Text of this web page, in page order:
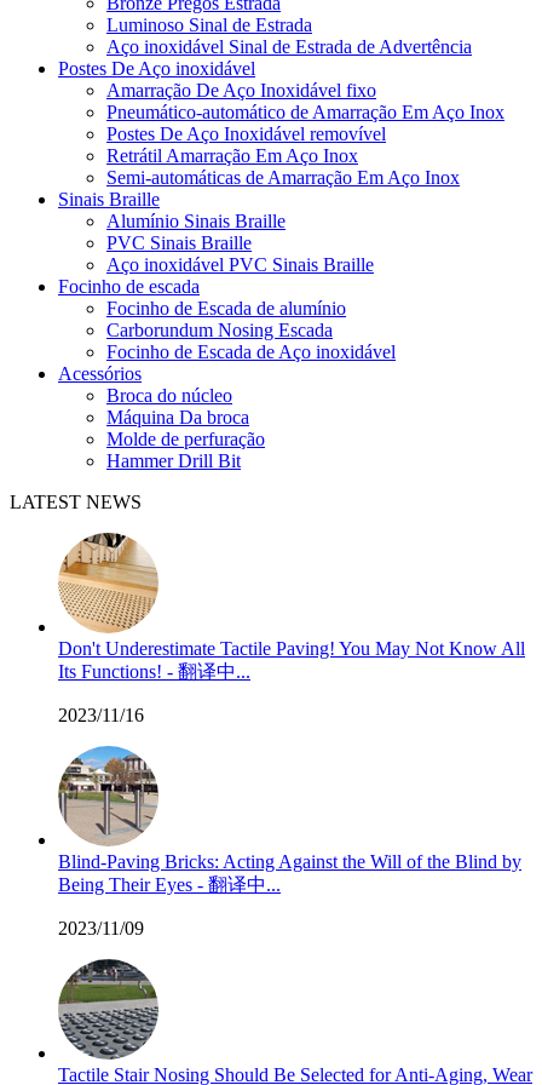
Luminoso Sinal de Estrada
Aço inoxidável Sinal de Estrada de Advertência
Postes De Aço inoxidável
Amarração De Aço Inoxidável fixo
Pneumático-automático de Amarração Em Aço Inox
Postes De Aço Inoxidável removível
Retrátil Amarração Em Aço Inox
Semi-automáticas de Amarração Em Aço Inox
Sinais Braille
Alumínio Sinais Braille
PVC Sinais Braille
Aço inoxidável PVC Sinais Braille
Focinho de escada
Focinho de Escada de alumínio
Carborundum Nosing Escada
Focinho de Escada de Aço inoxidável
Acessórios
Broca do núcleo
Máquina Da broca
Molde de perfuração
Hammer Drill Bit
LATEST NEWS
Don't Underestimate Tactile Paving! You May Not Know All
Its Functions! - 翻译中...
2023/11/16
Blind-Paving Bricks: Acting Against the Will of the Blind by
Being Their Eyes - 翻译中...
2023/11/09
Tactile Stair Nosing Should Be Selected for Anti-Aging, Wear